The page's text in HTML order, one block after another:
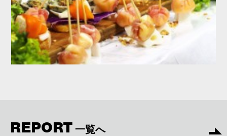
REPORT 一覧へ